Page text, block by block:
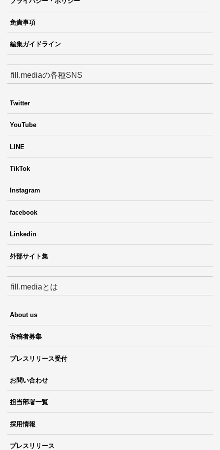
免責事項
編集ガイドライン
fill.mediaの各種SNS
Twitter
YouTube
LINE
TikTok
Instagram
facebook
Linkedin
外部サイト集
fill.mediaとは
About us
寄稿者募集
プレスリリース受付
お問い合わせ
担当部署一覧
採用情報
プレスリリース